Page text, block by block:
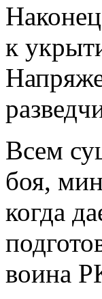
к
Всем
боя,
когда
воина